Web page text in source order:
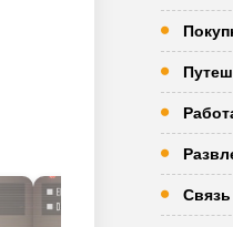
Связь